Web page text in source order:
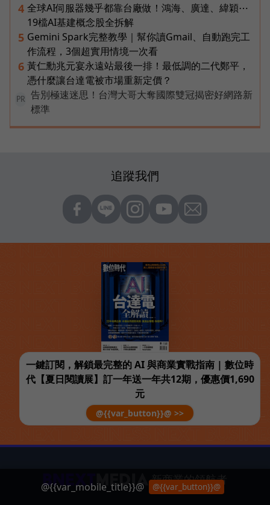
4 全球AI伺服器幾乎都靠台廠做！鴻海、廣達、緯穎⋯
19檔AI基建概念股全拆解
5 Gemini Spark完整教學｜幫你讀Gmail、自動跑完工
作流程，3個超實用情境一次看
6 黃仁勳兆元宴永遠站最後一排！最低調的二代鄭平，
憑什麼讓台達電被市場重新定價？
PR
告別極速迷思！台灣大哥大奪國際雙冠揭密好網路新
標準
追蹤我們
一鍵訂閱，解鎖最完整的 AI 與商業實戰指南 | 數位時
代【夏日閱讀展】訂一年送一年共12期，優惠價1,690
元
@{{var_button}}@ >>
新商業的領航者
@{{var_mobile_title}}@ @{{var_button}}@